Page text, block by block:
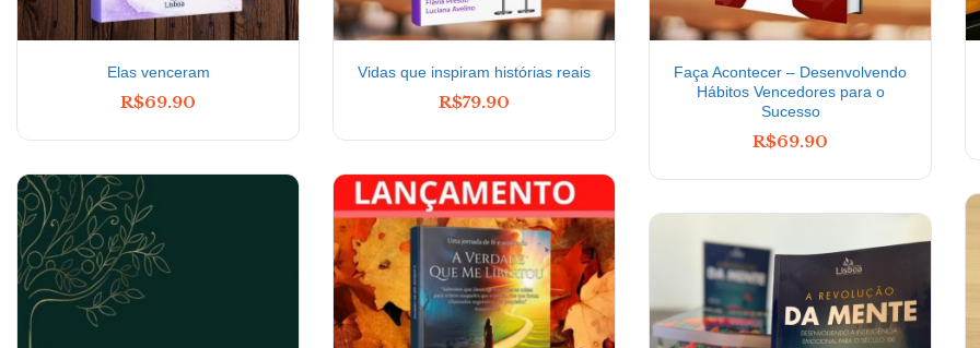
Elas venceram
R$69.90
Vidas que inspiram histórias reais
R$79.90
Faça Acontecer – Desenvolvendo
Hábitos Vencedores para o
Sucesso
R$69.90